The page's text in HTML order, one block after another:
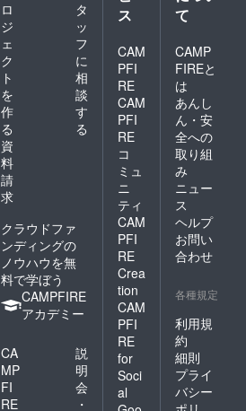
ロ
ジ
ェ
ク
ト
を
作
る
タ
ッ
フ
に
相
談
す
る
資
料
請
求
クラウドファ
ンディングの
ノウハウを無
料で学ぼう
CAMPFIRE
アカデミー
CA
MP
FI
RE
説
明
会
・
ス
CAM
PFI
RE
CAM
PFI
RE
コ
ミュ
ニ
ティ
CAM
PFI
RE
Crea
tion
CAM
PFI
RE
for
Soci
al
て
CAMP
FIREと
は
あんし
ん・安
全への
取り組
み
ニュー
ス
ヘルプ
お問い
合わせ
各種規定
利用規
約
細則
プライ
バシー